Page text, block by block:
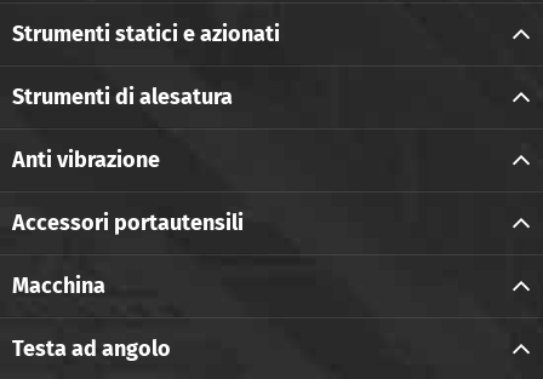
Strumenti statici e azionati
Strumenti di alesatura
Anti vibrazione
Accessori portautensili
Macchina
Testa ad angolo